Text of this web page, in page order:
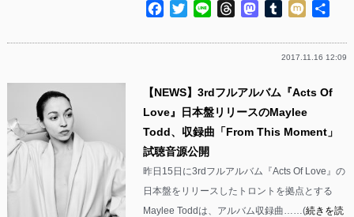
Facebook
TwitterLine ThreadsMastodon
Tumblr
Mixi
2017.11.16 12:09
【NEWS】3rdフルアルバム『Acts Of
Love』日本盤リリースのMaylee
Todd、収録曲「From This Moment」
試聴音源公開
昨日15日に3rdフルアルバム『Acts Of Love』の
日本盤をリリースしたトロントを拠点とする
Maylee Toddは、アルバム収録曲……(続きを読